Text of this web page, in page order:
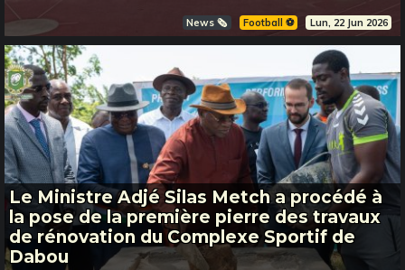
News 🗞️ Football ⚽️ Lun, 22 Jun 2026
Le Ministre Adjé Silas Metch a procédé à
la pose de la première pierre des travaux
de rénovation du Complexe Sportif de
Dabou